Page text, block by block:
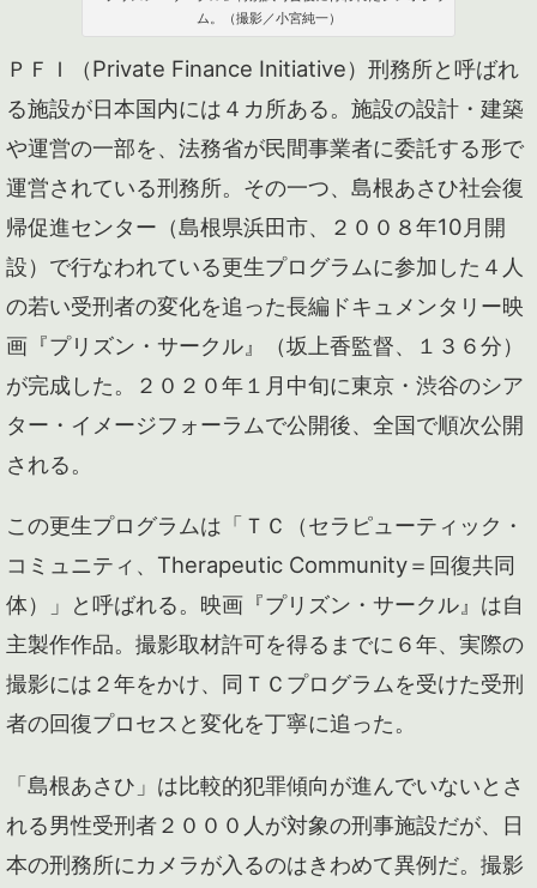
ム。（撮影／小宮純一）
ＰＦＩ（Private Finance Initiative）刑務所と呼ばれ
る施設が日本国内には４カ所ある。施設の設計・建築
や運営の一部を、法務省が民間事業者に委託する形で
運営されている刑務所。その一つ、島根あさひ社会復
帰促進センター（島根県浜田市、２００８年10月開
設）で行なわれている更生プログラムに参加した４人
の若い受刑者の変化を追った長編ドキュメンタリー映
画『プリズン・サークル』（坂上香監督、１３６分）
が完成した。２０２０年１月中旬に東京・渋谷のシア
ター・イメージフォーラムで公開後、全国で順次公開
される。
この更生プログラムは「ＴＣ（セラピューティック・
コミュニティ、Therapeutic Community＝回復共同
体）」と呼ばれる。映画『プリズン・サークル』は自
主製作作品。撮影取材許可を得るまでに６年、実際の
撮影には２年をかけ、同ＴＣプログラムを受けた受刑
者の回復プロセスと変化を丁寧に追った。
「島根あさひ」は比較的犯罪傾向が進んでいないとさ
れる男性受刑者２０００人が対象の刑事施設だが、日
本の刑務所にカメラが入るのはきわめて異例だ。撮影